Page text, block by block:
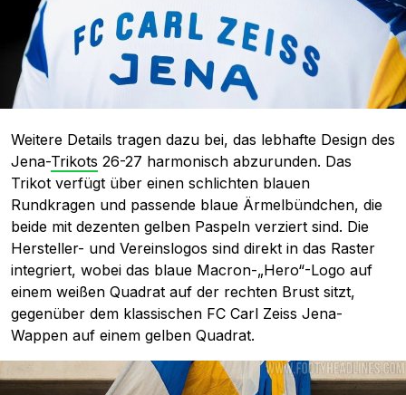
Weitere Details tragen dazu bei, das lebhafte Design des
Jena-Trikots 26-27 harmonisch abzurunden. Das
Trikot verfügt über einen schlichten blauen
Rundkragen und passende blaue Ärmelbündchen, die
beide mit dezenten gelben Paspeln verziert sind. Die
Hersteller- und Vereinslogos sind direkt in das Raster
integriert, wobei das blaue Macron-„Hero“-Logo auf
einem weißen Quadrat auf der rechten Brust sitzt,
gegenüber dem klassischen FC Carl Zeiss Jena-
Wappen auf einem gelben Quadrat.